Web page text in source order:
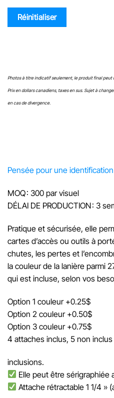
Réinitialiser
Photos à titre indicatif seulement, le produit final peut
Prix en dollars canadiens, taxes en sus. Sujet à
en cas de divergence.
Pensée pour une
MOQ : 300 par visuel
DÉLAI DE PRODUCTION : 3
Pratique et sécurisée, elle
cartes d’accès ou outils à
chutes, les pertes et
la couleur de la lanière parmi
qui est incluse, selon vos
Option 1 couleur +0.25$
Option 2 couleur +0.50$
Option 3 couleur +0.75$
4 attaches inclus, 5 non inclus
inclusions.
Elle peut être sérigraphiée
Attache rétractable 1 1/4 »